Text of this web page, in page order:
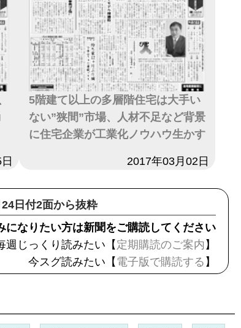
5階建て以上の多層階住宅は大手い
ない”狭間”市場、人材不足など背景
に住宅企業が工業化ノウハウ生かす
2017年03月02日
日付2面から抜粋
になりたい方は新聞をご購読してください
週じっくり読みたい【定期購読のご案内 】
今スグ読みたい【 電子版で購読する 】